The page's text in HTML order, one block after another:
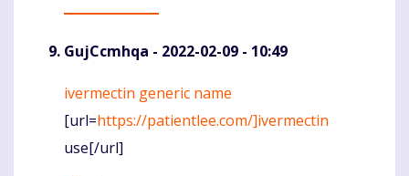
GujCcmhqa - 2022-02-09 - 10:49
Komentaras
ivermectin generic name
[url=https://patientlee.com/]ivermectin
use[/url]